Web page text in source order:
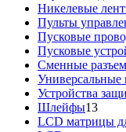
Никелевые
Пульты
Пусковые
Пусковые
Сменные
Универсальные
Устройства
Шлейфы1313
LCD матрицы